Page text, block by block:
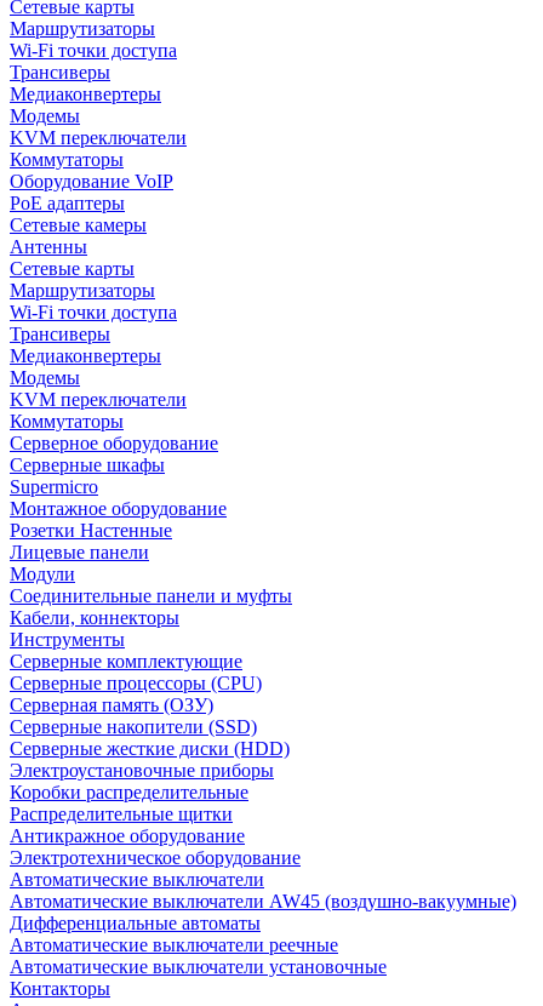
Сетевые карты
Маршрутизаторы
Wi-Fi точки доступа
Трансиверы
Медиаконвертеры
Модемы
KVM переключатели
Коммутаторы
Оборудование VoIP
PoE адаптеры
Сетевые камеры
Антенны
Сетевые карты
Маршрутизаторы
Wi-Fi точки доступа
Трансиверы
Медиаконвертеры
Модемы
KVM переключатели
Коммутаторы
Серверное оборудование
Серверные шкафы
Supermicro
Монтажное оборудование
Розетки Настенные
Лицевые панели
Модули
Соединительные панели и муфты
Кабели, коннекторы
Инструменты
Серверные комплектующие
Серверные процессоры (CPU)
Серверная память (ОЗУ)
Серверные накопители (SSD)
Серверные жесткие диски (HDD)
Электроустановочные приборы
Коробки распределительные
Распределительные щитки
Антикражное оборудование
Электротехническое оборудование
Автоматические выключатели
Автоматические выключатели AW45 (воздушно-вакуумные)
Дифференциальные автоматы
Автоматические выключатели реечные
Автоматические выключатели установочные
Контакторы